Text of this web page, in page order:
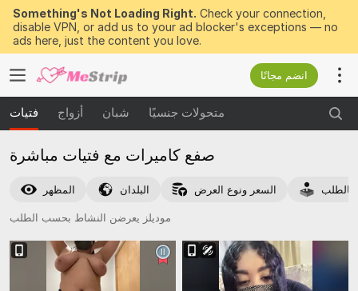
Something's Not Loading Right. Check your connection,
disable VPN, or add us to your ad blocker's exceptions — no
ads here, just the content you love.
انضم مجانًا
فتيات أزواج شبان متحولات جنسيًا
صفع كاميرات مع فتيات مباشرة
المظهر البلدان السعر ونوع العرض بالطلب
موديلز يعرضن النشاط بحسب الطلب